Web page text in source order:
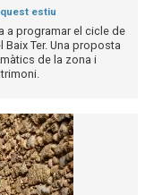
estiu
a programar el cicle de
Ter. Una proposta
de la zona i